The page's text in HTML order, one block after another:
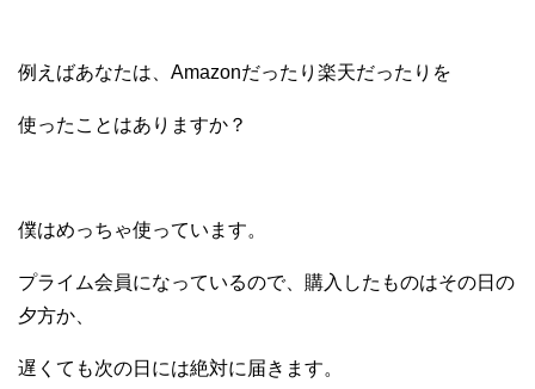
例えばあなたは、 Amazonだったり楽天だったりを
使ったことはありますか？
僕はめっちゃ使っています。
プライム会員になっているので、 購入したものはその日の
夕方か、
遅くても次の日には絶対に届きます。